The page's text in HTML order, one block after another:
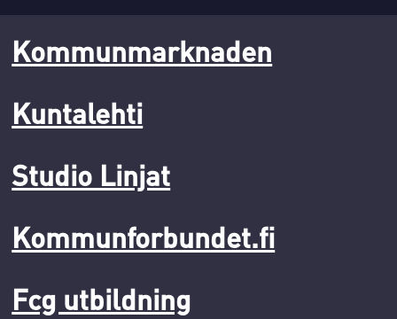
Kommunmarknaden
Kuntalehti
Studio Linjat
Kommunforbundet.fi
Fcg utbildning